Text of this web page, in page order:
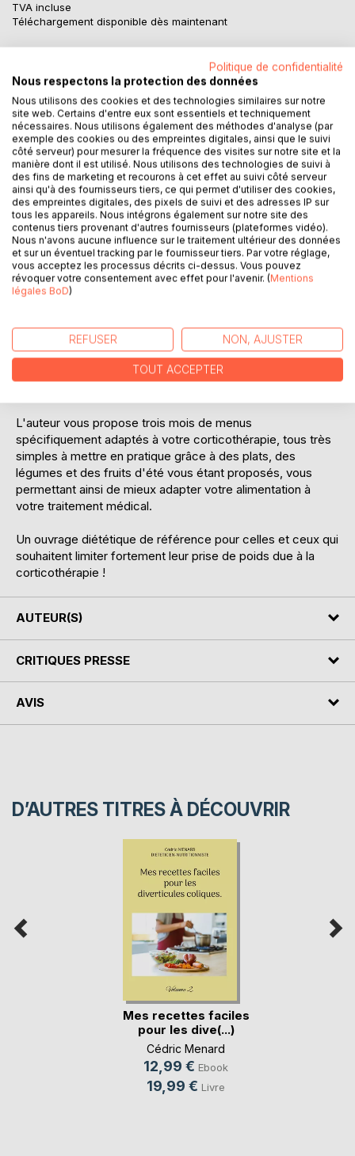
TVA incluse
Téléchargement disponible dès maintenant
AJOUTER AU PANIER
Ajouter à ma liste d'envies
Laisser un avis
DESCRIPTION
par voie orale), et il offre aux détenteurs des ouvrages du
même auteur : « Quelle alimentation avec la cortisone ? »
et « Recettes et menus pour la cortisone » un ouvrage
L'auteur vous propose trois mois de menus
spécifiquement adaptés à votre corticothérapie, tous très
simples à mettre en pratique grâce à des plats, des
légumes et des fruits d'été vous étant proposés, vous
permettant ainsi de mieux adapter votre alimentation à
votre traitement médical.
Un ouvrage diététique de référence pour celles et ceux qui
souhaitent limiter fortement leur prise de poids due à la
corticothérapie !
AUTEUR(S)
CRITIQUES PRESSE
AVIS
D’AUTRES TITRES À DÉCOUVRIR
Mes recettes faciles
pour les dive(...)
Cédric Menard
12,99 € Ebook
19,99 € Livre
Politique de confidentialité
Nous respectons la protection des données
Nous utilisons des cookies et des technologies similaires sur notre
site web. Certains d'entre eux sont essentiels et techniquement
nécessaires. Nous utilisons également des méthodes d'analyse (par
exemple des cookies ou des empreintes digitales, ainsi que le suivi
côté serveur) pour mesurer la fréquence des visites sur notre site et la
manière dont il est utilisé. Nous utilisons des technologies de suivi à
des fins de marketing et recourons à cet effet au suivi côté serveur
ainsi qu'à des fournisseurs tiers, ce qui permet d'utiliser des cookies,
des empreintes digitales, des pixels de suivi et des adresses IP sur
tous les appareils. Nous intégrons également sur notre site des
contenus tiers provenant d'autres fournisseurs (plateformes vidéo).
Nous n'avons aucune influence sur le traitement ultérieur des données
et sur un éventuel tracking par le fournisseur tiers. Par votre réglage,
vous acceptez les processus décrits ci-dessus. Vous pouvez
révoquer votre consentement avec effet pour l'avenir. (Mentions
légales BoD)
REFUSER NON, AJUSTER
TOUT ACCEPTER